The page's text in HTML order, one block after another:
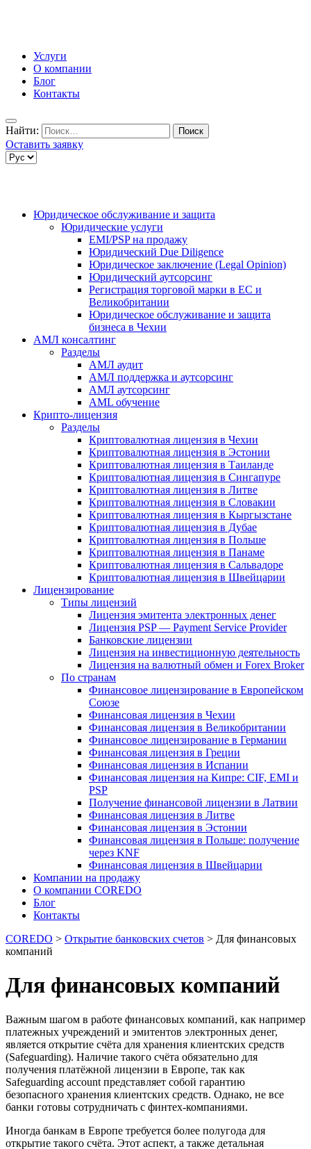
Услуги
О компании
Блог
Контакты
Найти:
Оставить заявку
Юридическое обслуживание и защита
Юридические услуги
EMI/PSP на продажу
Юридический Due Diligence
Юридическое заключение (Legal Opinion)
Юридический аутсорсинг
Регистрация торговой марки в ЕС и
Великобритании
Юридическое обслуживание и защита
бизнеса в Чехии
АМЛ консалтинг
Разделы
АМЛ аудит
АМЛ поддержка и аутсорсинг
АМЛ аутсорсинг
AML обучение
Крипто-лицензия
Разделы
Криптовалютная лицензия в Чехии
Криптовалютная лицензия в Эстонии
Криптовалютная лицензия в Таиланде
Криптовалютная лицензия в Сингапуре
Криптовалютная лицензия в Литве
Криптовалютная лицензия в Словакии
Криптовалютная лицензия в Кыргызстане
Криптовалютная лицензия в Дубае
Криптовалютная лицензия в Польше
Криптовалютная лицензия в Панаме
Криптовалютная лицензия в Сальвадоре
Криптовалютная лицензия в Швейцарии
Лицензирование
Типы лицензий
Лицензия эмитента электронных денег
Лицензия PSP — Payment Service Provider
Банковские лицензии
Лицензия на инвестиционную деятельность
Лицензия на валютный обмен и Forex Broker
По странам
Финансовое лицензирование в Европейском
Союзе
Финансовая лицензия в Чехии
Финансовая лицензия в Великобритании
Финансовое лицензирование в Германии
Финансовая лицензия в Греции
Финансовая лицензия в Испании
Финансовая лицензия на Кипре: CIF, EMI и
PSP
Получение финансовой лицензии в Латвии
Финансовая лицензия в Литве
Финансовая лицензия в Эстонии
Финансовая лицензия в Польше: получение
через KNF
Финансовая лицензия в Швейцарии
Компании на продажу
О компании COREDO
Блог
Контакты
COREDO > Открытие банковских счетов > Для финансовых
компаний
Для финансовых компаний
Важным шагом в работе финансовых компаний, как например
платежных учреждений и эмитентов электронных денег,
является открытие счёта для хранения клиентских средств
(Safeguarding). Наличие такого счёта обязательно для
получения платёжной лицензии в Европе, так как
Safeguarding account представляет собой гарантию
безопасного хранения клиентских средств. Однако, не все
банки готовы сотрудничать с финтех-компаниями.
Иногда банкам в Европе требуется более полугода для
открытие такого счёта. Этот аспект, а также детальная